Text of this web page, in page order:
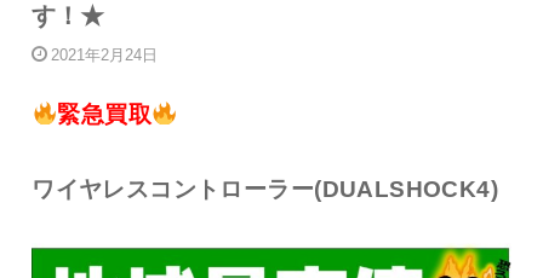
す！★
2021年2月24日
緊急買取
ワイヤレスコントローラー(DUALSHOCK4)